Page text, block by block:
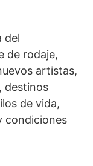
del
de rodaje,
artistas,
destinos
de vida,
condiciones